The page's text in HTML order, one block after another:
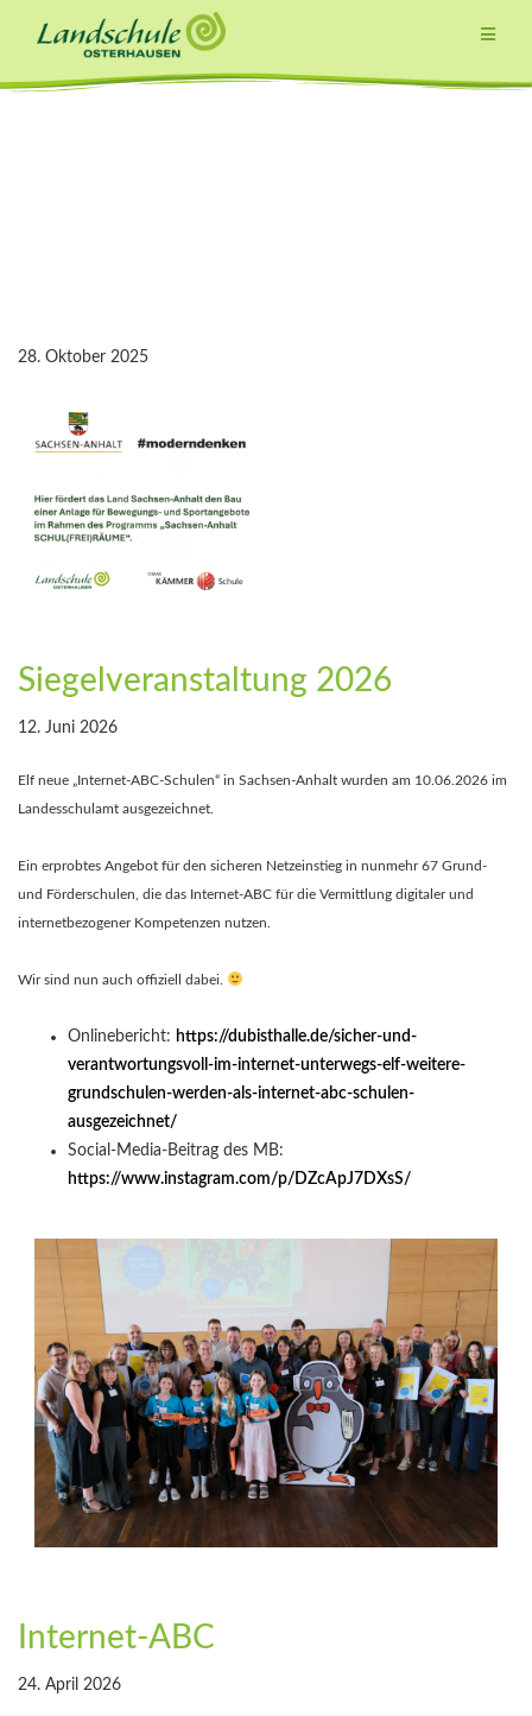
Inhalt
28. Oktober 2025
Siegelveranstaltung 2026
12. Juni 2026
Elf neue „Internet-ABC-Schulen“ in Sachsen-Anhalt wurden am 10.06.2026 im
Landesschulamt ausgezeichnet.
Ein erprobtes Angebot für den sicheren Netzeinstieg in nunmehr 67 Grund-
und Förderschulen, die das Internet-ABC für die Vermittlung digitaler und
internetbezogener Kompetenzen nutzen.
Wir sind nun auch offiziell dabei.
Onlinebericht: https://dubisthalle.de/sicher-und-
verantwortungsvoll-im-internet-unterwegs-elf-weitere-
grundschulen-werden-als-internet-abc-schulen-
ausgezeichnet/
Social-Media-Beitrag des MB:
https://www.instagram.com/p/DZcApJ7DXsS/
Internet-ABC
24. April 2026